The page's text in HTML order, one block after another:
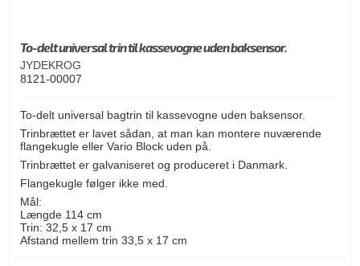
To-delt universal trin til kassevogne uden baksensor.
JYDEKROG
8121-00007
To-delt universal bagtrin til kassevogne uden baksensor.
Trinbrættet er lavet sådan, at man kan montere nuværende
flangekugle eller Vario Block uden på.
Trinbrættet er galvaniseret og produceret i Danmark.
Flangekugle følger ikke med.
Mål:
Længde 114 cm
Trin: 32,5 x 17 cm
Afstand mellem trin 33,5 x 17 cm